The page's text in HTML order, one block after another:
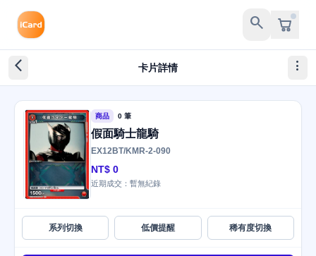
search
arrow_back_ios_new 卡片詳情 more_vert
商品 0 筆
假面騎士龍騎
EX12BT/KMR-2-090
NT$ 0
近期成交：暫無紀錄
系列切換 低價提醒 稀有度切換